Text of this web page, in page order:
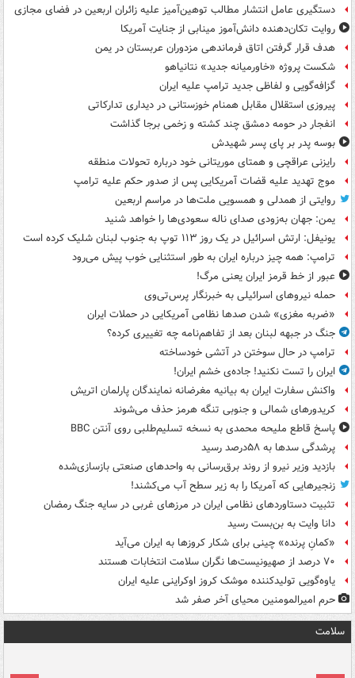
دستگیری عامل انتشار مطالب توهین‌آمیز علیه زائران اربعین در فضای مجازی
روایت تکان‌دهنده دانش‌آموز مینابی از جنایت آمریکا
هدف قرار گرفتن اتاق‌ فرماندهی مزدوران عربستان در یمن
شکست پروژه «خاورمیانه جدید» نتانیاهو
گزافه‌گویی و لفاظی جدید ترامپ علیه ایران
پیروزی استقلال مقابل همنام خوزستانی در دیداری تدارکاتی
انفجار در حومه دمشق چند کشته و زخمی برجا گذاشت
بوسه‌ پدر بر پای پسر شهیدش
رایزنی عراقچی و همتای موریتانی خود درباره تحولات منطقه
موج تهدید علیه قضات آمریکایی پس از صدور حکم علیه ترامپ
روایتی از همدلی و همسویی ملت‌ها در مراسم اربعین
یمن: جهان به‌زودی صدای ناله سعودی‌ها را خواهد شنید
یونیفل: ارتش اسرائیل در یک روز ۱۱۳ توپ به جنوب لبنان شلیک کرده است
ترامپ: همه چیز درباره ایران به طور استثنایی خوب پیش می‌رود
عبور از خط قرمز ایران یعنی مرگ!
حمله نیروهای اسرائیلی به خبرنگار پرس‌تی‌وی
«ضربه مغزی» شدن صدها نظامی آمریکایی در حملات ایران
جنگ در جبهه لبنان بعد از تفاهم‌نامه چه تغییری کرده؟
ترامپ در حال سوختن در آتشی خودساخته
ایران را تست نکنید! جاده‌ی خشم ایران!
واکنش سفارت ایران به بیانیه مغرضانه نمایندگان پارلمان اتریش
کریدورهای شمالی و جنوبی تنگه هرمز حذف می‌شوند
پاسخ قاطع ملیحه محمدی به نسخه تسلیم‌طلبی روی آنتن BBC
پرشدگی سدها به ۵۸درصد رسید
بازدید وزیر نیرو از روند برق‌رسانی به واحدهای صنعتی بازسازی‌شده
زنجیرهایی که آمریکا را به زیر سطح آب می‌کشند!
تثبیت دستاوردهای نظامی ایران در مرزهای غربی در سایه جنگ رمضان
دانا وایت به بن‌بست رسید
«کمانِ پرنده» چینی برای شکار کروزها به ایران می‌آید
۷۰ درصد از صهیونیست‌ها نگران سلامت انتخابات هستند
یاوه‌گویی تولیدکننده موشک کروز اوکراینی علیه ایران
حرم امیرالمومنین محیای آخر صفر شد
سلامت